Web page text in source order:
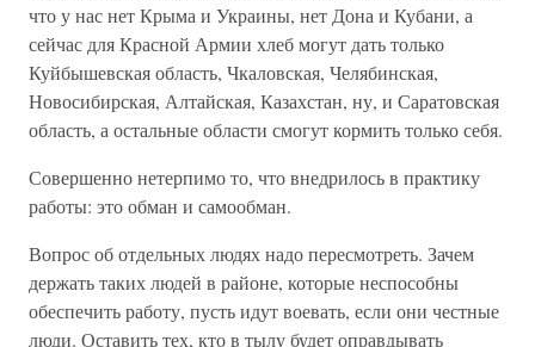
что у нас нет Крыма и Украины, нет Дона и Кубани, а
сейчас для Красной Армии хлеб могут дать только
Куйбышевская область, Чкаловская, Челябинская,
Новосибирская, Алтайская, Казахстан, ну, и Саратовская
область, а остальные области смогут кормить только себя.
Совершенно нетерпимо то, что внедрилось в практику
работы: это обман и самообман.
Вопрос об отдельных людях надо пересмотреть. Зачем
держать таких людей в районе, которые неспособны
обеспечить работу, пусть идут воевать, если они честные
люди. Оставить тех, кто в тылу будет оправдывать